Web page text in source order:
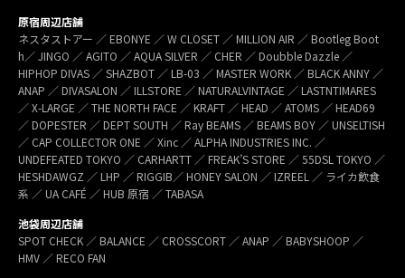
原宿周辺店舗
ネスタストアー ／ EBONYE ／ W CLOSET ／ MILLION AIR ／ Bootleg Boot
h／ JINGO ／ AGITO ／ AQUA SILVER ／ CHER ／ Doubble Dazzle ／
HIPHOP DIVAS ／ SHAZBOT ／ LB-03 ／ MASTER WORK ／ BLACK ANNY ／
ANAP ／ DIVASALON ／ ILLSTORE ／ NATURALVINTAGE ／ LASTNTIMARES
／ X-LARGE ／ THE NORTH FACE ／ KRAFT ／ HEAD ／ ATOMS ／ HEAD69
／ DOPESTER ／ DEPT SOUTH ／ Ray BEAMS ／ BEAMS BOY ／ UNSELTISH
／ CAP COLLECTOR ONE ／ Xinc ／ ALPHA INDUSTRIES INC. ／
UNDEFEATED TOKYO ／ CARHARTT ／ FREAK’S STORE ／ 55DSL TOKYO ／
HESHDAWGZ ／ LHP ／ RIGGIB／ HONEY SALON ／ IZREEL ／ ライカ飲食
系 ／ UA CAFÉ ／ HUB 原宿 ／ TABASA
池袋周辺店舗
SPOT CHECK ／ BALANCE ／ CROSSCORT ／ ANAP ／ BABYSHOOP ／
HMV ／ RECO FAN